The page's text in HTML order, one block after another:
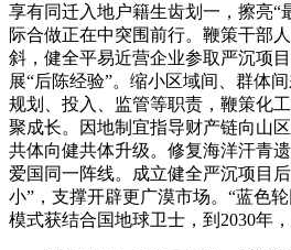
享有同迁入地户籍生齿划一，擦亮“
际合做正在中突围前行。鞭策干部
斜，健全平易近营企业参取严沉项
展“后陈经验”。缩小区域间、群体
规划、投入、监管等职责，鞭策化
聚成长。因地制宜指导财产链向山
共体向健共体升级。修复海洋汗青
爱国同一阵线。成立健全严沉项目
小”，支撑开辟更广漠市场。“蓝色
模式获结合国地球卫士，到2030年